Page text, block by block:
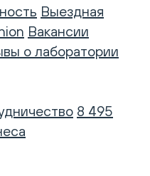
Выездная
Вакансии
о лаборатории
8 495